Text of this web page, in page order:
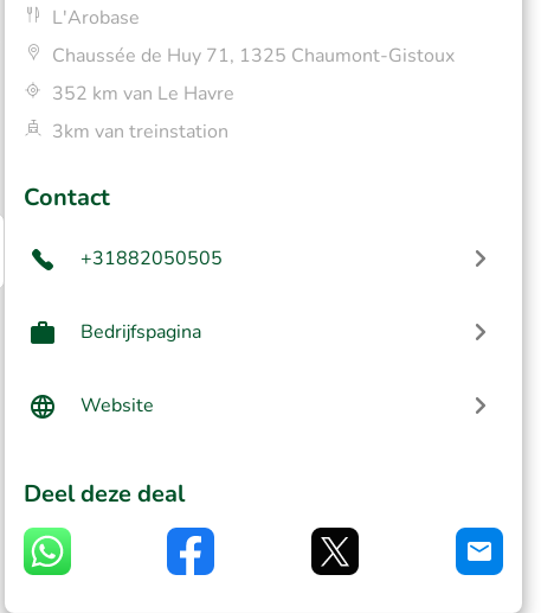
L'Arobase
Chaussée de Huy 71, 1325 Chaumont-Gistoux
352 km van Le Havre
3km van treinstation
Contact
+31882050505
Bedrijfspagina
Website
Deel deze deal